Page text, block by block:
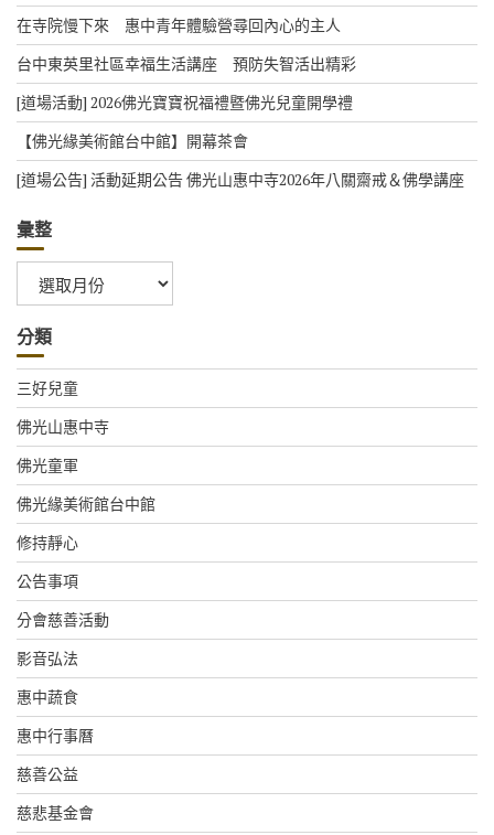
在寺院慢下來 惠中青年體驗營尋回內心的主人
台中東英里社區幸福生活講座 預防失智活出精彩
[道場活動] 2026佛光寶寶祝福禮暨佛光兒童開學禮
【佛光緣美術館台中館】開幕茶會
[道場公告] 活動延期公告 佛光山惠中寺2026年八關齋戒＆佛學講座
彙整
整
分類
三好兒童
佛光山惠中寺
佛光童軍
佛光緣美術館台中館
修持靜心
公告事項
分會慈善活動
影音弘法
惠中蔬食
惠中行事曆
慈善公益
慈悲基金會